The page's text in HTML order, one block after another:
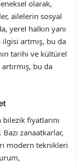
olarak,
ailelerin sosyal
yerel halkın yanı
artmış, bu da
tarihi ve kültürel
bu da
fiyatlarını
zanaatkarlar,
modern teknikleri